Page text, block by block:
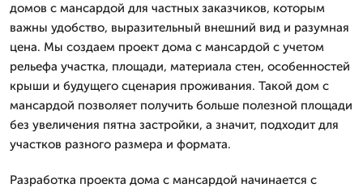
домов с мансардой для частных заказчиков, которым
важны удобство, выразительный внешний вид и разумная
цена. Мы создаем проект дома с мансардой с учетом
рельефа участка, площади, материала стен, особенностей
крыши и будущего сценария проживания. Такой дом с
мансардой позволяет получить больше полезной площади
без увеличения пятна застройки, а значит, подходит для
участков разного размера и формата.
Разработка проекта дома с мансардой начинается с